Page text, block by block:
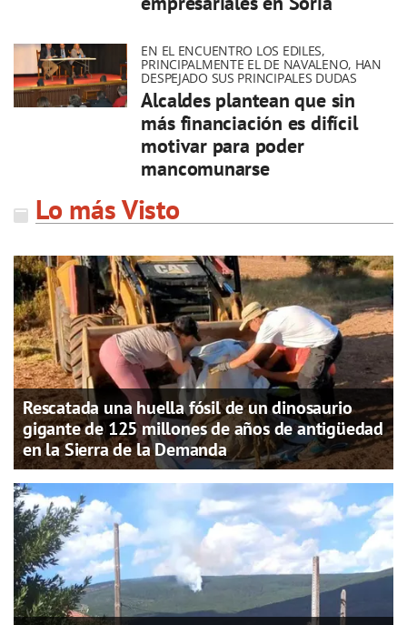
EN EL ENCUENTRO LOS EDILES,
PRINCIPALMENTE EL DE NAVALENO, HAN
DESPEJADO SUS PRINCIPALES DUDAS
Alcaldes plantean que sin
más financiación es difícil
motivar para poder
mancomunarse
Lo más Visto
Rescatada una huella fósil de un dinosaurio
gigante de 125 millones de años de antigüedad
en la Sierra de la Demanda